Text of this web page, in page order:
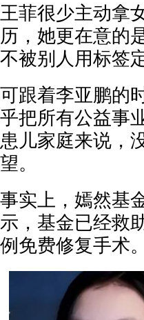
王菲很少主动拿
历，她更在意的
不被别人用标签
可跟着李亚鹏的
乎把所有公益事
患儿家庭来说，
望。
事实上，嫣然基
示，基金已经救
例免费修复手术。